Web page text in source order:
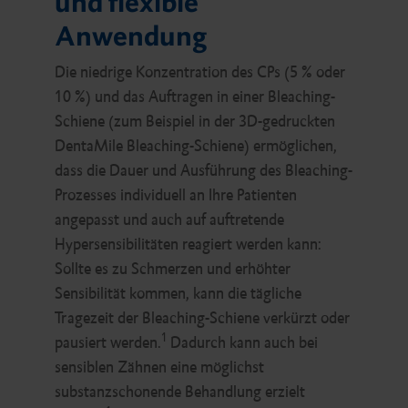
Anwendung
Die niedrige Konzentration des CPs (5 % oder
10 %) und das Auftragen in einer Bleaching-
Schiene (zum Beispiel in der 3D-gedruckten
DentaMile Bleaching-Schiene) ermöglichen,
dass die Dauer und Ausführung des Bleaching-
Prozesses individuell an Ihre Patienten
angepasst und auch auf auftretende
Hypersensibilitäten reagiert werden kann:
Sollte es zu Schmerzen und erhöhter
Sensibilität kommen, kann die tägliche
Tragezeit der Bleaching-Schiene verkürzt oder
pausiert werden.1 Dadurch kann auch bei
sensiblen Zähnen eine möglichst
substanzschonende Behandlung erzielt